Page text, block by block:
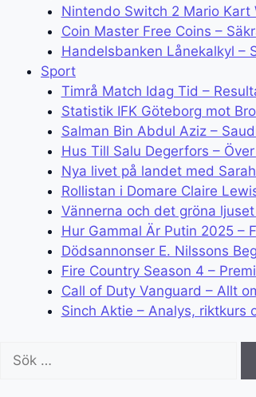
Nintendo Switch 2 Mario Kart
Coin Master Free Coins –
Handelsbanken Lånekalkyl –
Sport
Timrå Match Idag Tid –
Statistik IFK Göteborg mot
Salman Bin Abdul Aziz –
Hus Till Salu Degerfors –
Nya livet på landet med
Rollistan i Domare Claire
Vännerna och det gröna
Hur Gammal Är Putin 2025 –
Dödsannonser E. Nilssons
Fire Country Season 4 –
Call of Duty Vanguard – Allt
Sinch Aktie – Analys, riktkurs
efter: